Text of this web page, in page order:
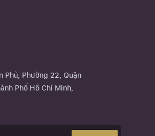
Phủ, Phường 22, Quận
Phố Hồ Chí Minh,